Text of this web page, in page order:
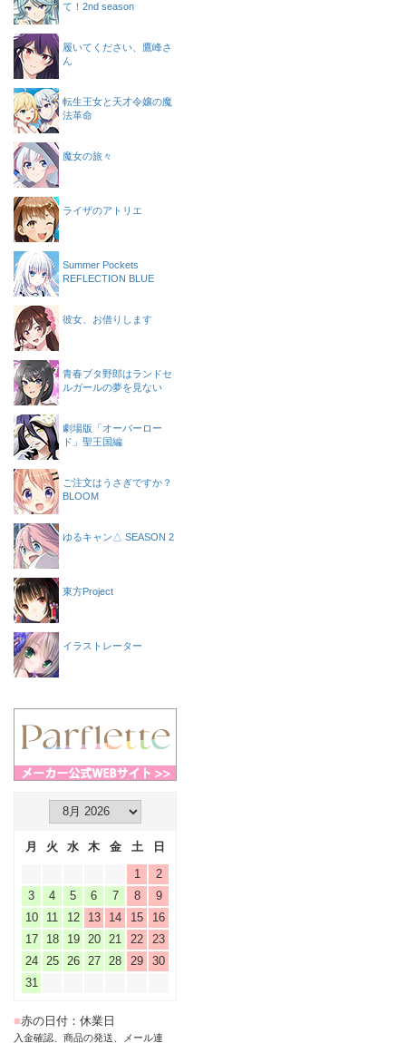
て！2nd season
履いてください、鷹峰さ
ん
転生王女と天才令嬢の魔
法革命
魔女の旅々
ライザのアトリエ
Summer Pockets
REFLECTION BLUE
彼女、お借りします
青春ブタ野郎はランドセ
ルガールの夢を見ない
劇場版「オーバーロー
ド」聖王国編
ご注文はうさぎですか？
BLOOM
ゆるキャン△ SEASON 2
東方Project
イラストレーター
月 火 水 木 金 土
日
1
2
3
4 5 6 7 8
9
10
11 12 13 14 15
16
17
18 19 20 21 22
23
24
25 26 27 28 29
30
31
■赤の日付：休業日
入金確認、商品の発送、メール連